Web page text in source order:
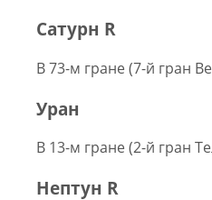
Сатурн R
В 73-м гране (7-й гран
Уран
В 13-м гране (2-й гран
Нептун R